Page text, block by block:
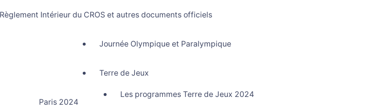
Intérieur du CROS et autres documents officiels
Paris 2024
Journée Olympique et Paralympique
Terre de Jeux
Les programmes Terre de Jeux 2024